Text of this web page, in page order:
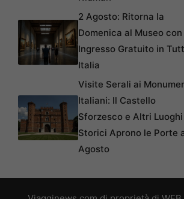
2 Agosto: Ritorna la
Domenica al Museo con
Ingresso Gratuito in
Italia
Visite Serali ai
Italiani: Il Castello
Sforzesco e Altri Luoghi
Storici Aprono le Porte
Agosto